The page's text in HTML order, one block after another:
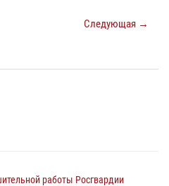
Следующая →
работы Росгвардии